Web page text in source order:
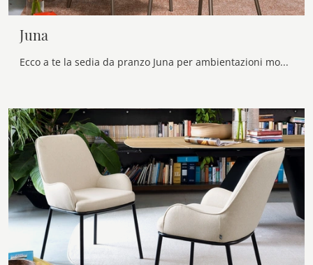
Juna
Ecco a te la sedia da pranzo Juna per ambientazioni moderne, tra le più esclusive Sedie fisse di Connubia.